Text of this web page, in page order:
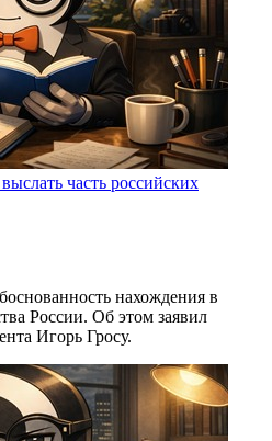
часть российских
нахождения в
России. Об этом заявил
Игорь Гросу.